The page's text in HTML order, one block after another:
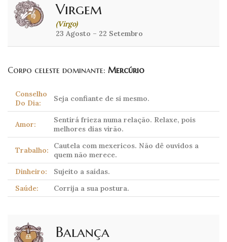
Virgem
(Virgo)
23 Agosto – 22 Setembro
Corpo celeste dominante: Mercúrio
Conselho
Do Dia:
Seja confiante de si mesmo.
Amor:
Sentirá frieza numa relação. Relaxe, pois
melhores dias virão.
Trabalho:
Cautela com mexericos. Não dê ouvidos a
quem não merece.
Dinheiro:
Sujeito a saídas.
Saúde:
Corrija a sua postura.
Balança